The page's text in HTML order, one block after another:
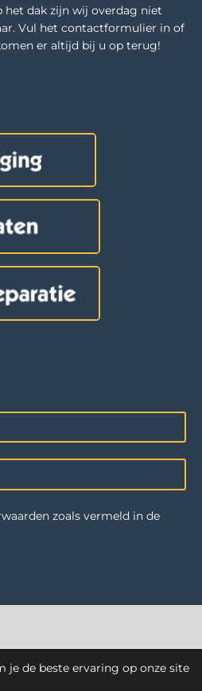
het dak zijn wij overdag niet
Vul het contactformulier in of
er altijd bij u op terug!
zoals vermeld in de
je de beste ervaring op onze site